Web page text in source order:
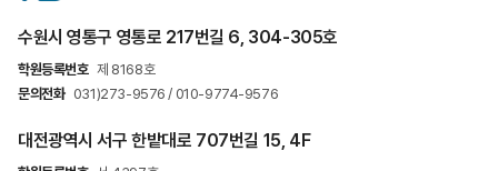
수원시 영통구 영통로 217번길 6, 304-305호
학원등록번호 제 8168호
문의전화 031)273-9576 / 010-9774-9576
대전광역시 서구 한밭대로 707번길 15, 4F